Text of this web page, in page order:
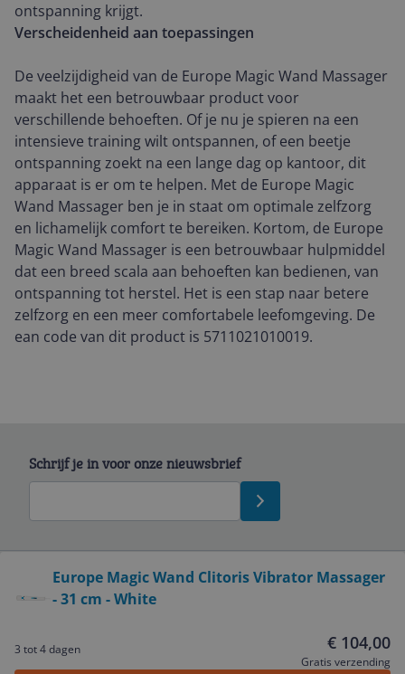
ontspanning krijgt.
Verscheidenheid aan toepassingen
De veelzijdigheid van de Europe Magic Wand Massager
maakt het een betrouwbaar product voor
verschillende behoeften. Of je nu je spieren na een
intensieve training wilt ontspannen, of een beetje
ontspanning zoekt na een lange dag op kantoor, dit
apparaat is er om te helpen. Met de Europe Magic
Wand Massager ben je in staat om optimale zelfzorg
en lichamelijk comfort te bereiken. Kortom, de Europe
Magic Wand Massager is een betrouwbaar hulpmiddel
dat een breed scala aan behoeften kan bedienen, van
ontspanning tot herstel. Het is een stap naar betere
zelfzorg en een meer comfortabele leefomgeving. De
ean code van dit product is 5711021010019.
Europe Magic Wand Clitoris Vibrator Massager
- 31 cm - White
3 tot 4 dagen € 104,00
Gratis verzending
Schrijf je in voor onze nieuwsbrief
Service
Algemeen